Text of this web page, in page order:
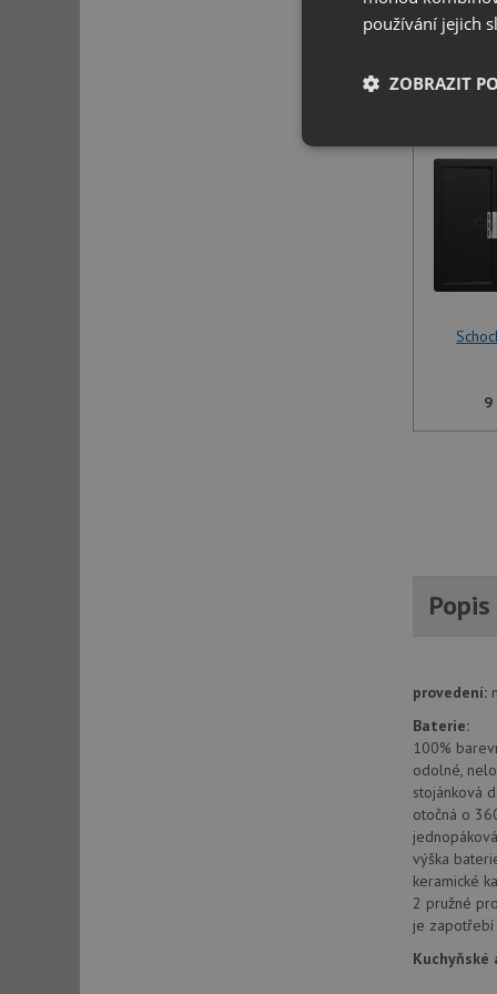
9
provedení:
Baterie:
100%
odolné,
stojánková
otočná o
výška
keramické
2 pružné
je
Kuchyňské
používání jejich
ZOBRAZIT
Nezbytně
Nezbytně nutné
AUTORIZACE
Název
Název